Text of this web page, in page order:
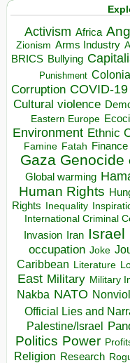
Activism Africa
Zionism Arms Industry
BRICS Bullying
Punishment
Corruption COVID-19
Cultural violence
Eastern Europe
Environment Ethnic
Famine Fatah Finance
Gaza Genocide
Global warming
Human Rights
Rights Inequality
International Criminal
Invasion Iran Israel
occupation Joke
Caribbean Literature
East Military Military
Nakba NATO
Official Lies and
Palestine/Israel
Politics Power
Religion Research